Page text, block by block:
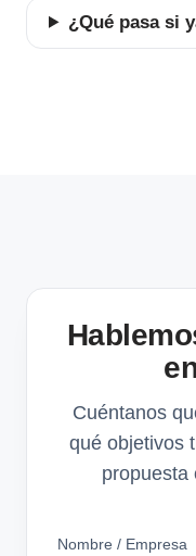
¿Qué pasa si
Cuéntanos
qué objetivos
propuesta
Nombre / Empresa